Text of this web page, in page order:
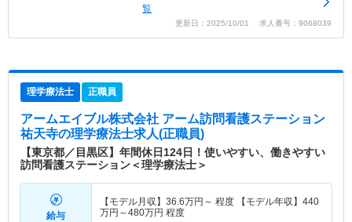
覧
更新日：2025/10/01 求人番号：9068039
理学療法士 正職員
アームエイブル株式会社 アーム訪問看護ステーション
祐天寺の理学療法士求人(正職員)
【東京都／目黒区】年間休日124日！使いやすい、働きやすい
訪問看護ステーション＜理学療法士＞
給与
【モデル月収】 36.6万円～ 程度 【モデル年収】 440
万円～480万円 程度